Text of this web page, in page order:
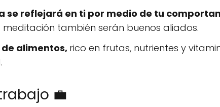
se reflejará en ti por medio de tu
también serán buenos aliados.
alimentos, rico en frutas, nutrientes y
💼